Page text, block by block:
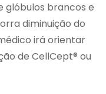
glóbulos brancos e
diminuição do
irá orientar
de CellCept® ou